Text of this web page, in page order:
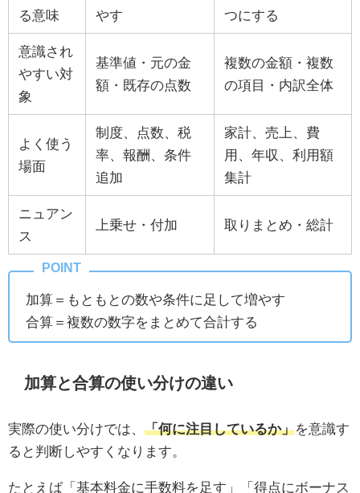
る意味
やす
つにする
意識され
やすい対
象
基準値・元の金
額・既存の点数
複数の金額・複数
の項目・内訳全体
よく使う
場面
制度、点数、税
率、報酬、条件
追加
家計、売上、費
用、年収、利用額
集計
ニュアン
ス
上乗せ・付加 取りまとめ・総計
加算＝もともとの数や条件に足して増やす
合算＝複数の数字をまとめて合計する
加算と合算の使い分けの違い
実際の使い分けでは、 「何に注目しているか」を意識す
ると判断しやすくなります。
たとえば「基本料金に手数料を足す」「得点にボーナス